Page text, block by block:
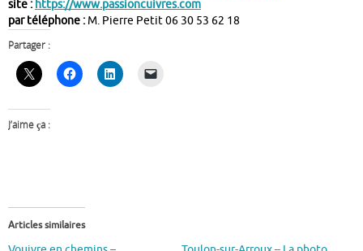
site : https://www.passioncuivres.com
par téléphone :M. Pierre Petit 06 30 53 62 18
Partager :
J’aime ça :
Articles similaires